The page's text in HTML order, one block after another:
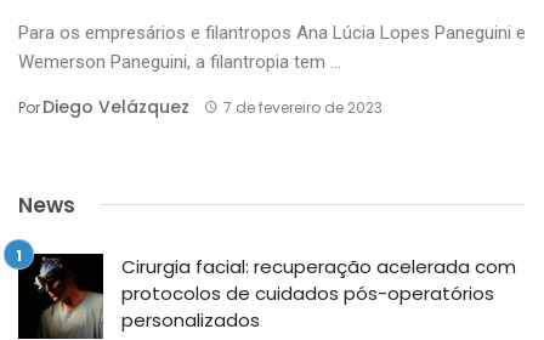
Para os empresários e filantropos Ana Lúcia Lopes Paneguini e
Wemerson Paneguini, a filantropia tem ...
PorDiego Velázquez 7 de fevereiro de 2023
News
Cirurgia facial: recuperação acelerada com
protocolos de cuidados pós-operatórios
personalizados